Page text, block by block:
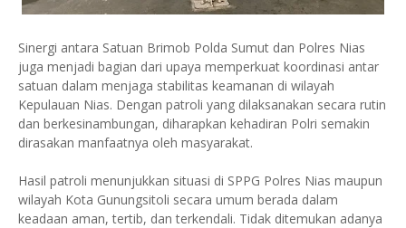
Sinergi antara Satuan Brimob Polda Sumut dan Polres Nias
juga menjadi bagian dari upaya memperkuat koordinasi antar
satuan dalam menjaga stabilitas keamanan di wilayah
Kepulauan Nias. Dengan patroli yang dilaksanakan secara rutin
dan berkesinambungan, diharapkan kehadiran Polri semakin
dirasakan manfaatnya oleh masyarakat.
Hasil patroli menunjukkan situasi di SPPG Polres Nias maupun
wilayah Kota Gunungsitoli secara umum berada dalam
keadaan aman, tertib, dan terkendali. Tidak ditemukan adanya